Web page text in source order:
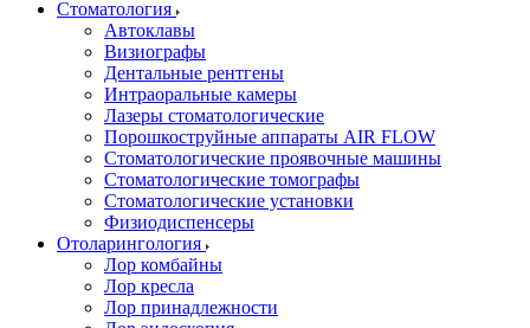
Стоматология
Автоклавы
Визиографы
Дентальные рентгены
Интраоральные камеры
Лазеры стоматологические
Порошкоструйные аппараты AIR FLOW
Стоматологические проявочные машины
Стоматологические томографы
Стоматологические установки
Физиодиспенсеры
Отоларингология
Лор комбайны
Лор кресла
Лор принадлежности